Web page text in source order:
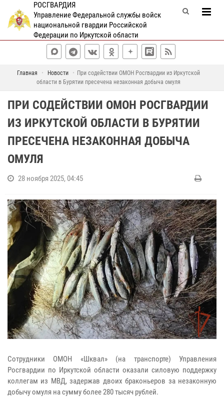
РОСГВАРДИЯ
Управление Федеральной службы войск
национальной гвардии Российской
Федерации по Иркутской области
Главная Новости
При содействии ОМОН Росгвардии из Иркутской
области в Бурятии пресечена незаконная добыча омуля
ПРИ СОДЕЙСТВИИ ОМОН РОСГВАРДИИ
ИЗ ИРКУТСКОЙ ОБЛАСТИ В БУРЯТИИ
ПРЕСЕЧЕНА НЕЗАКОННАЯ ДОБЫЧА
ОМУЛЯ
28 ноября 2025, 04:45
Сотрудники ОМОН «Шквал» (на транспорте) Управления
Росгвардии по Иркутской области оказали силовую поддержку
коллегам из МВД, задержав двоих браконьеров за незаконную
добычу омуля на сумму более 280 тысяч рублей.